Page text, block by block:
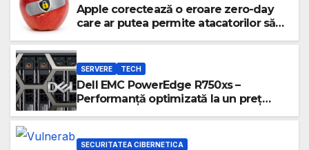
Apple corectează o eroare zero-day
care ar putea permite atacatorilor să
SERVERE TECH
Dell EMC PowerEdge R750xs –
Performanță optimizată la un preț
SECURITATEA CIBERNETICA